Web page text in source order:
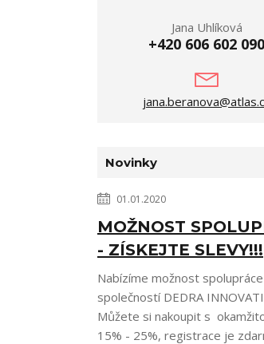
Jana Uhlíková
+420 606 602 090
Novinky
01.01.2020
MOŽNOST
- ZÍSKEJTE SLEVY!!!
Nabízíme možnost
společností DEDRA
Můžete si nakoupit s
15% - 25%, registrace je